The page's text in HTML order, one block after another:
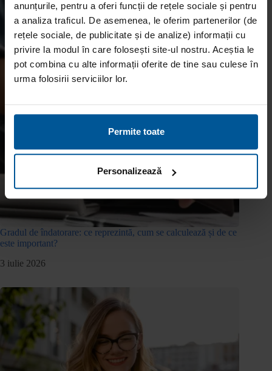
anunțurile, pentru a oferi funcții de rețele sociale și pentru
a analiza traficul. De asemenea, le oferim partenerilor (de
rețele sociale, de publicitate și de analize) informații cu
privire la modul în care folosești site-ul nostru. Aceștia le
pot combina cu alte informații oferite de tine sau culese în
urma folosirii serviciilor lor.
Permite toate
Personalizează
Gradul de îndatorare: ce reprezintă, cum se calculează și de ce
este important?
3 iulie 2026